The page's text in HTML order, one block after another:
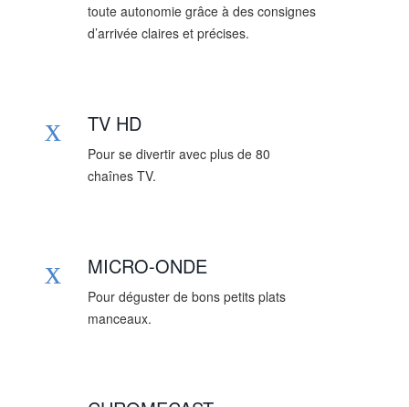
toute autonomie grâce à des consignes
d’arrivée claires et précises.
TV HD
Pour se divertir avec plus de 80
chaînes TV.
MICRO-ONDE
Pour déguster de bons petits plats
manceaux.